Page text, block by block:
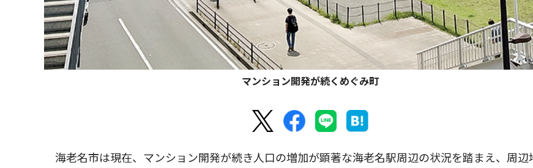
マンション開発が続くめぐみ町
海老名市は現在、マンション開発が続き人口の増加が顕著な海老名駅周辺の状況を踏まえ、周辺